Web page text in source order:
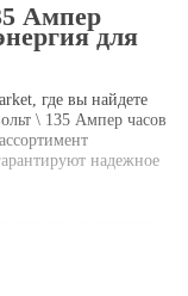
Ампер
для
где вы найдете
\ 135 Ампер часов
надежное
у вас есть, наши
энергию для вашей